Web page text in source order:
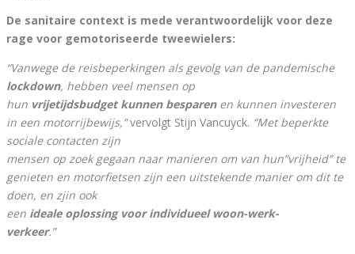
De sanitaire context is mede verantwoordelijk voor deze
rage voor gemotoriseerde tweewielers:
“Vanwege de reisbeperkingen als gevolg van de pandemische
lockdown, hebben veel mensen op
hun vrijetijdsbudget kunnen besparen en kunnen investeren
in een motorrijbewijs,”vervolgt Stijn Vancuyck. “Met beperkte
sociale contacten zijn
mensen op zoek gegaan naar manieren om van hun”vrijheid” te
genieten en motorfietsen zijn een uitstekende manier om dit te
doen, en zjin ook
een ideale oplossing voor individueel woon-werk-
verkeer.”